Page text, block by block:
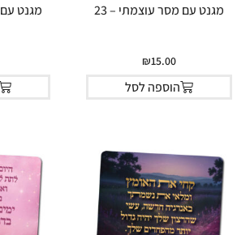
מגנט עם מסר עוצמתי – 23
₪15.00
הוספה לסל
מגנט עם